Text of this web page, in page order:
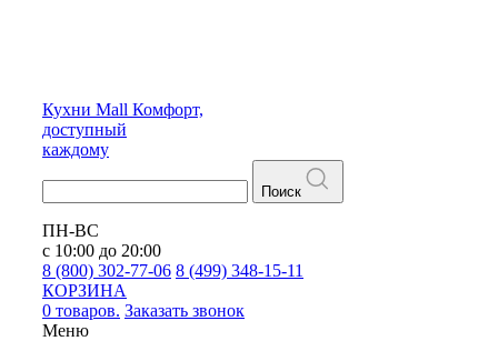
Кухни Mall Комфорт,
доступный
каждому
Поиск
ПН-ВС
с 10:00 до 20:00
8 (800) 302-77-06 8 (499) 348-15-11
КОРЗИНА
0 товаров. Заказать звонок
Меню